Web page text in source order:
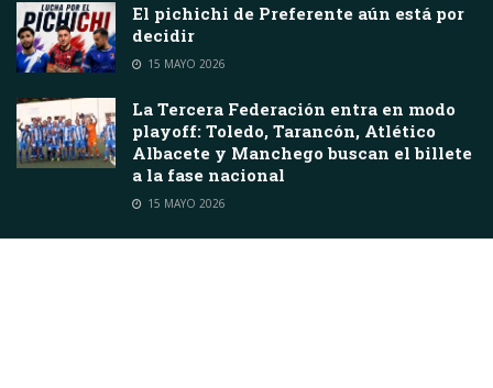
El pichichi de Preferente aún está por
decidir
15 MAYO 2026
La Tercera Federación entra en modo
playoff: Toledo, Tarancón, Atlético
Albacete y Manchego buscan el billete
a la fase nacional
15 MAYO 2026